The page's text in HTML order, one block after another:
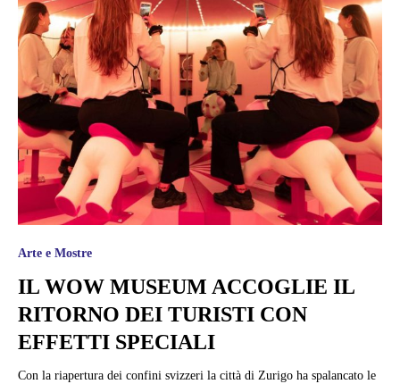
Arte e Mostre
IL WOW MUSEUM ACCOGLIE IL
RITORNO DEI TURISTI CON
EFFETTI SPECIALI
Con la riapertura dei confini svizzeri la città di Zurigo ha spalancato le